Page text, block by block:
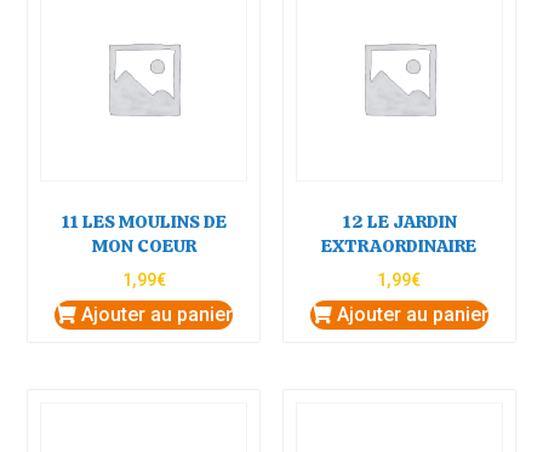
11 LES MOULINS DE
MON COEUR
1,99€
Ajouter au panier
12 LE JARDIN
EXTRAORDINAIRE
1,99€
Ajouter au panier